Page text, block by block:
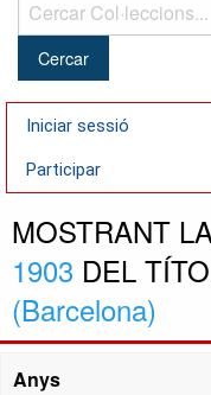
Col·leccions...
Iniciar sessió
Participar
MOSTRANT
1903 DEL
(Barcelona)
Anys